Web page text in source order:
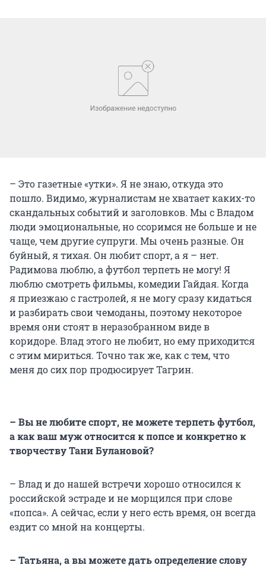
– Это газетные «утки». Я не знаю, откуда это
пошло. Видимо, журналистам не хватает каких-то
скандальных событий и заголовков. Мы с Владом
люди эмоциональные, но ссоримся не больше и не
чаще, чем другие супруги. Мы очень разные. Он
буйный, я тихая. Он любит спорт, а я – нет.
Радимова люблю, а футбол терпеть не могу! Я
люблю смотреть фильмы, комедии Гайдая. Когда
я приезжаю с гастролей, я не могу сразу кидаться
и разбирать свои чемоданы, поэтому некоторое
время они стоят в неразобранном виде в
коридоре. Влад этого не любит, но ему приходится
с этим мириться. Точно так же, как с тем, что
меня до сих пор продюсирует Тагрин.
– Вы не любите спорт, не можете терпеть футбол,
а как ваш муж относится к попсе и конкретно к
творчеству Тани Булановой?
– Влад и до нашей встречи хорошо относился к
российской эстраде и не морщился при слове
«попса». А сейчас, если у него есть время, он всегда
ездит со мной на концерты.
– Татьяна, а вы можете дать определение слову